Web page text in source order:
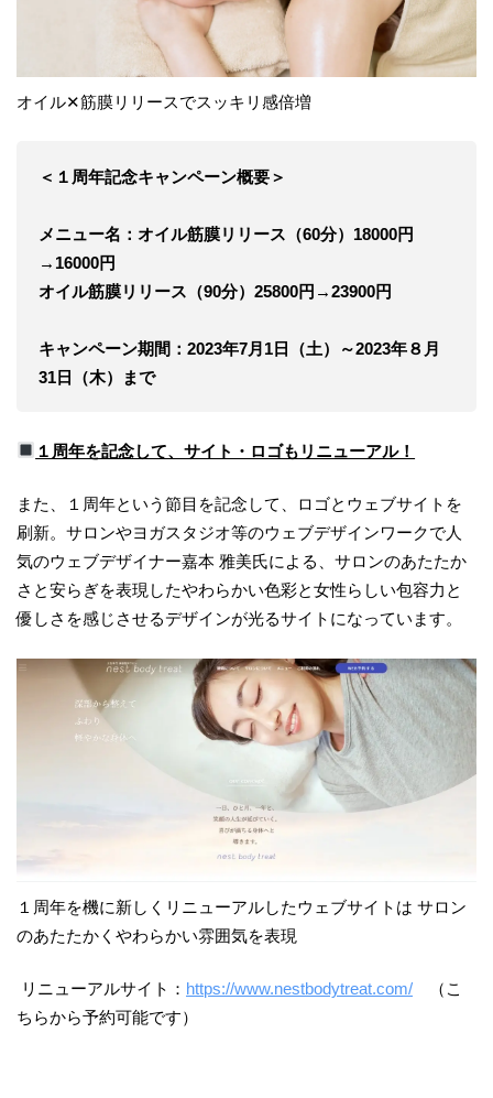
オイル✕筋膜リリースでスッキリ感倍増
＜１周年記念キャンペーン概要＞
メニュー名：オイル筋膜リリース（60分）18000円
→16000円
オイル筋膜リリース（90分）25800円→23900円
キャンペーン期間：2023年7月1日（土）～2023年８月
31日（木）まで
１周年を記念して、サイト・ロゴもリニューアル！
また、１周年という節目を記念して、ロゴとウェブサイトを
刷新。サロンやヨガスタジオ等のウェブデザインワークで人
気のウェブデザイナー嘉本 雅美氏による、サロンのあたたか
さと安らぎを表現したやわらかい色彩と女性らしい包容力と
優しさを感じさせるデザインが光るサイトになっています。
１周年を機に新しくリニューアルしたウェブサイトは サロン
のあたたかくやわらかい雰囲気を表現
リニューアルサイト： https://www.nestbodytreat.com/ （こ
ちらから予約可能です）